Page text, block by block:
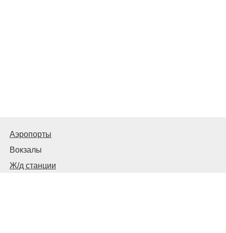
Аэропорты
Вокзалы
Ж/д станции